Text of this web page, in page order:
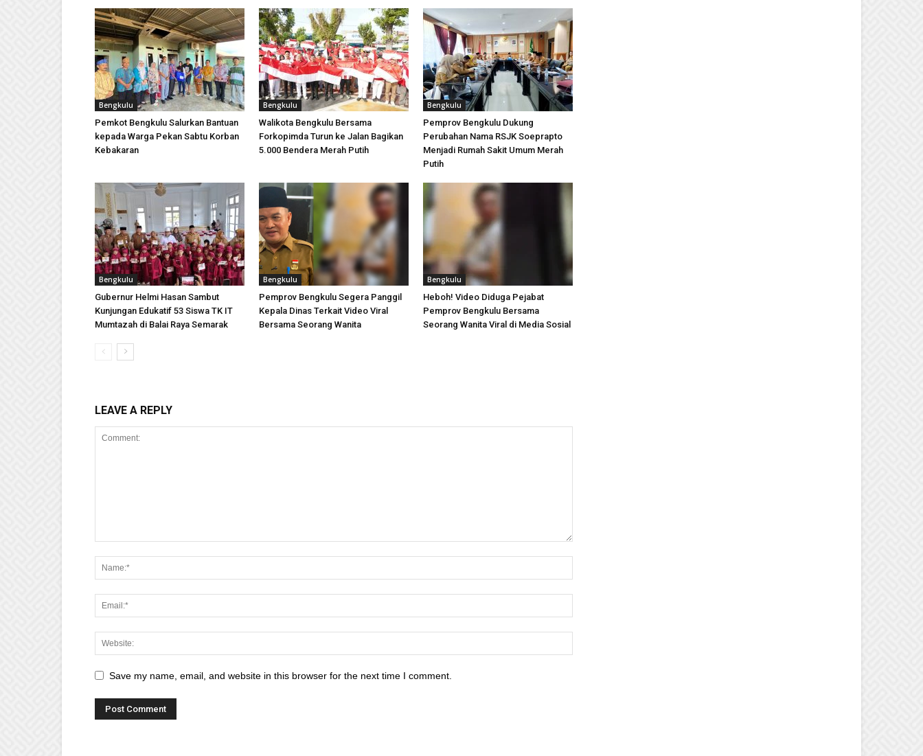
Bengkulu
Pemkot Bengkulu Salurkan Bantuan
kepada Warga Pekan Sabtu Korban
Kebakaran
Bengkulu
Walikota Bengkulu Bersama
Forkopimda Turun ke Jalan Bagikan
5.000 Bendera Merah Putih
Bengkulu
Pemprov Bengkulu Dukung
Perubahan Nama RSJK Soeprapto
Menjadi Rumah Sakit Umum Merah
Putih
Bengkulu
Gubernur Helmi Hasan Sambut
Kunjungan Edukatif 53 Siswa TK IT
Mumtazah di Balai Raya Semarak
Bengkulu
Pemprov Bengkulu Segera Panggil
Kepala Dinas Terkait Video Viral
Bersama Seorang Wanita
Bengkulu
Heboh! Video Diduga Pejabat
Pemprov Bengkulu Bersama
Seorang Wanita Viral di Media Sosial
LEAVE A REPLY
Save my name, email, and website in this browser for the next time I comment.